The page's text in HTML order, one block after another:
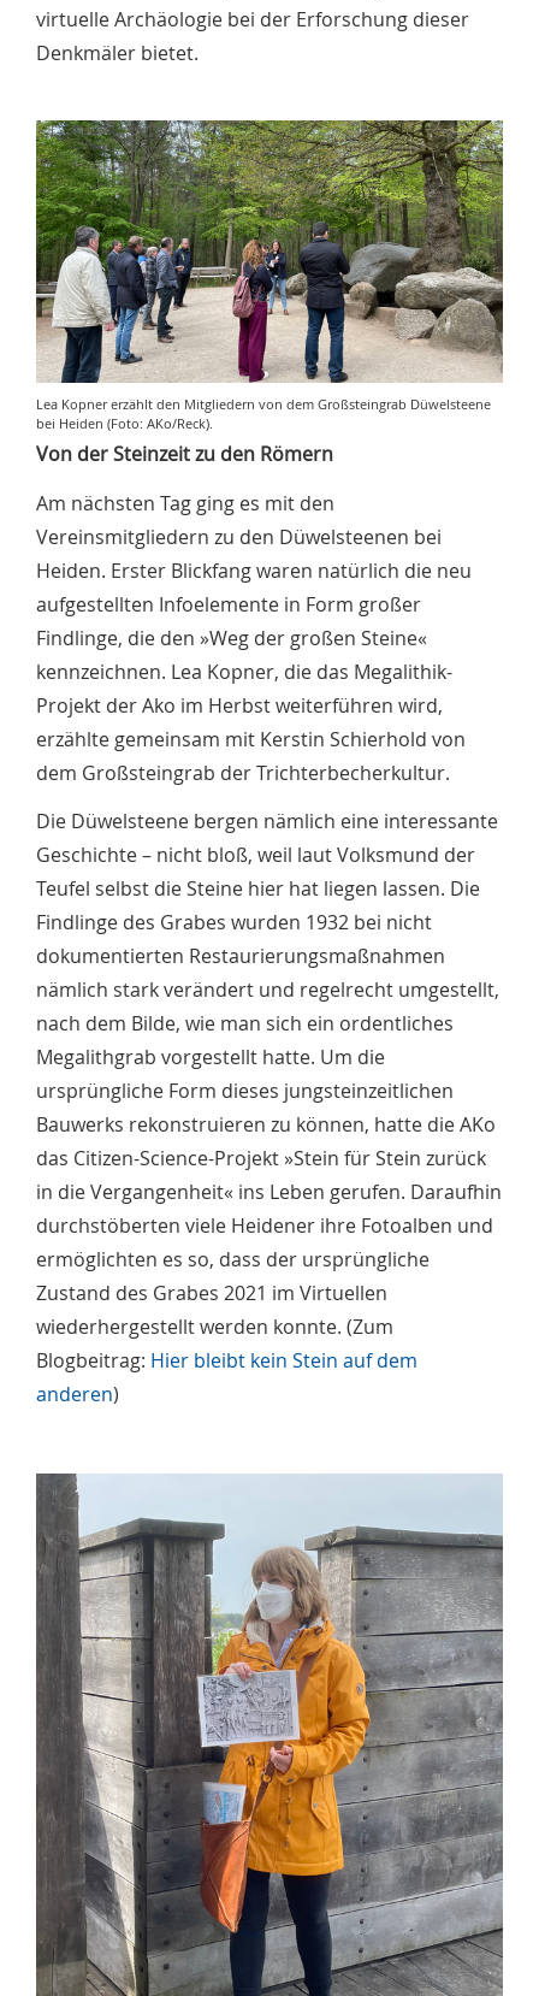
virtuelle Archäologie bei der Erforschung dieser
Denkmäler bietet.
Lea Kopner erzählt den Mitgliedern von dem Großsteingrab Düwelsteene
bei Heiden (Foto: AKo/Reck).
Von der Steinzeit zu den Römern
Am nächsten Tag ging es mit den
Vereinsmitgliedern zu den Düwelsteenen bei
Heiden. Erster Blickfang waren natürlich die neu
aufgestellten Infoelemente in Form großer
Findlinge, die den »Weg der großen Steine«
kennzeichnen. Lea Kopner, die das Megalithik-
Projekt der Ako im Herbst weiterführen wird,
erzählte gemeinsam mit Kerstin Schierhold von
dem Großsteingrab der Trichterbecherkultur.
Die Düwelsteene bergen nämlich eine interessante
Geschichte – nicht bloß, weil laut Volksmund der
Teufel selbst die Steine hier hat liegen lassen. Die
Findlinge des Grabes wurden 1932 bei nicht
dokumentierten Restaurierungsmaßnahmen
nämlich stark verändert und regelrecht umgestellt,
nach dem Bilde, wie man sich ein ordentliches
Megalithgrab vorgestellt hatte. Um die
ursprüngliche Form dieses jungsteinzeitlichen
Bauwerks rekonstruieren zu können, hatte die AKo
das Citizen-Science-Projekt »Stein für Stein zurück
in die Vergangenheit« ins Leben gerufen. Daraufhin
durchstöberten viele Heidener ihre Fotoalben und
ermöglichten es so, dass der ursprüngliche
Zustand des Grabes 2021 im Virtuellen
wiederhergestellt werden konnte. (Zum
Blogbeitrag: Hier bleibt kein Stein auf dem
anderen)